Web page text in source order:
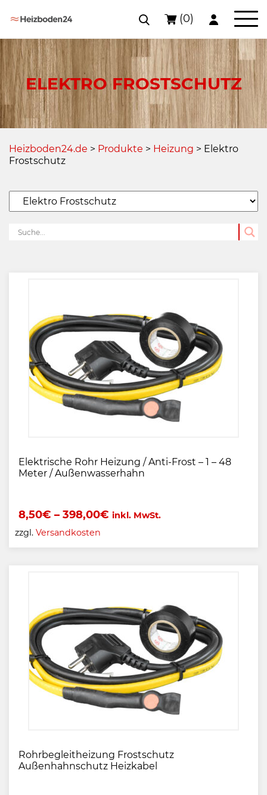
Skip
content
(0)
ELEKTRO FROSTSCHUTZ
Heizboden24.de > Produkte > Heizung > Elektro
Frostschutz
Elektrische Rohr Heizung / Anti-Frost – 1 – 48
Meter / Außenwasserhahn
8,50€ – 398,00€ inkl. MwSt.
zzgl. Versandkosten
Rohrbegleitheizung Frostschutz
Außenhahnschutz Heizkabel